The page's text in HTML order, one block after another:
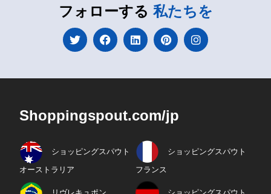
フォローする 私たちを
Shoppingspout.com/jp
ショッピングスパウト
オーストラリア
ショッピングスパウト
フランス